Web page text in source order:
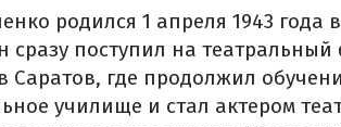
родился 1 апреля 1943 года
поступил на театральный
где продолжил
училище и стал актером